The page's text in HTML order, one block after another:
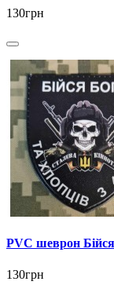
130грн
PVC шеврон
130грн